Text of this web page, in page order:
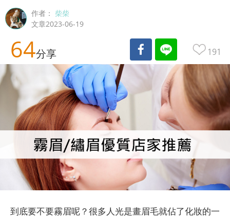
作者： 柴柴
文章2023-06-19
64分享 191
到底要不要霧眉呢？很多人光是畫眉毛就佔了化妝的一